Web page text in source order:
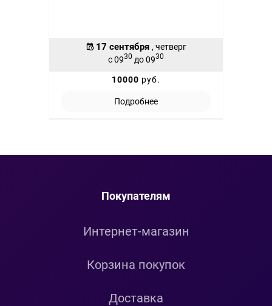
17 сентября , четверг
с 0930 до 0930
10000 руб.
Подробнее
Покупателям
Интернет-магазин
Корзина покупок
Доставка